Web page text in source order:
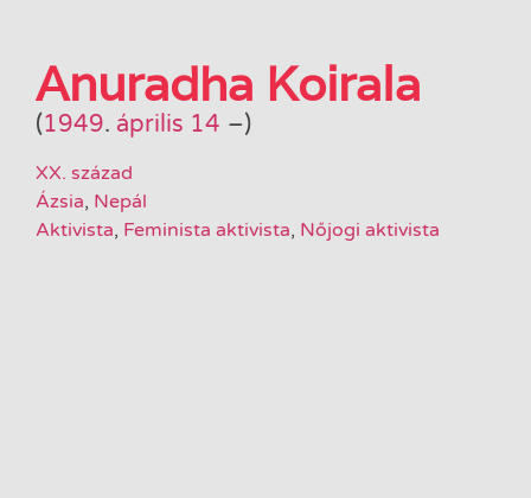
Anuradha Koirala
(1949. április 14 –)
XX. század
Ázsia, Nepál
Aktivista, Feminista aktivista, Nőjogi aktivista